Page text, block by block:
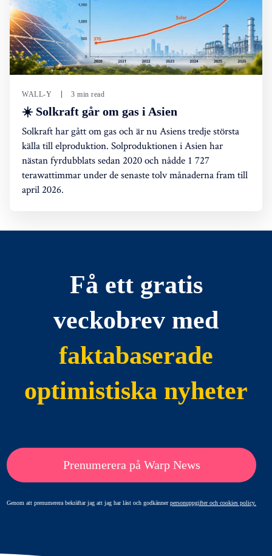
WALL-Y 3 min read
☀️ Solkraft går om gas i Asien
Solkraft har gått om gas och är nu Asiens tredje största
källa till elproduktion. Solproduktionen i Asien har
nästan fyrdubblats sedan 2020 och nådde 1 727
terawattimmar under de senaste tolv månaderna fram till
april 2026.
Få ett gratis
veckobrev med
faktabaserade
optimistiska nyheter
Prenumerera på Warp News
Genom att prenumerera bekräftar jag att jag har läst och godkännerpersonuppgifter och cookies policy.